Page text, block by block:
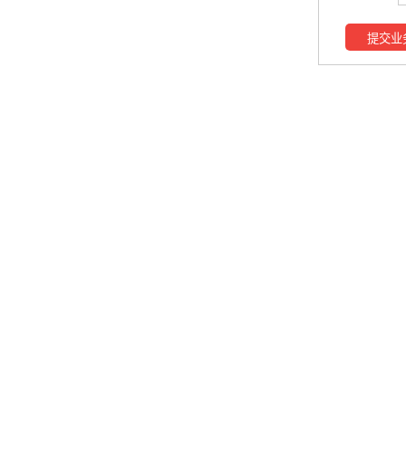
提交业